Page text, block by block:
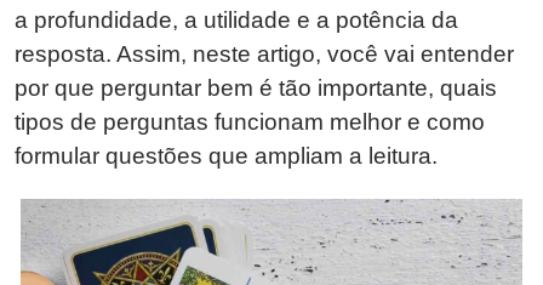
a profundidade, a utilidade e a potência da
resposta. Assim, neste artigo, você vai entender
por que perguntar bem é tão importante, quais
tipos de perguntas funcionam melhor e como
formular questões que ampliam a leitura.